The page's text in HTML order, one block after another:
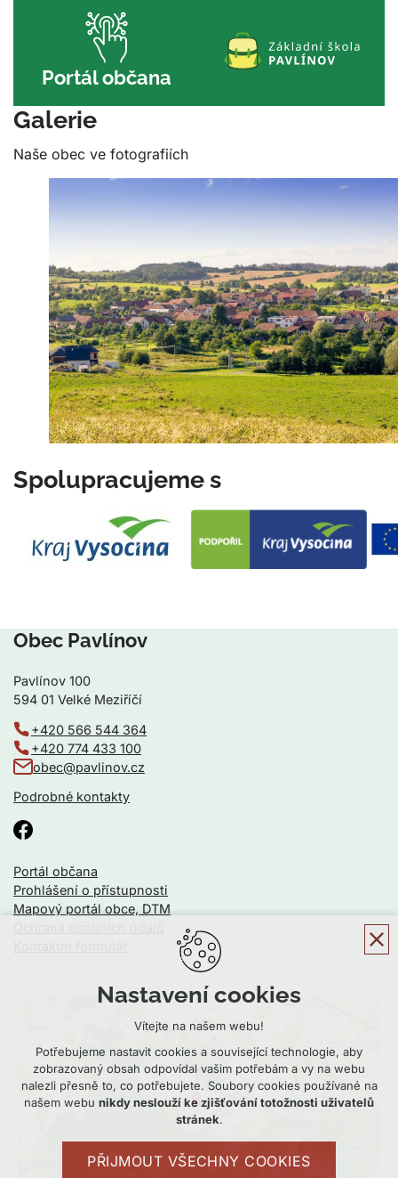
Portál občana
Galerie
Naše obec ve fotografiích
Spolupracujeme s
Obec Pavlínov
+420 566 544 364
obec@pavlinov.cz
Pavlínov 100
594 01 Velké Meziříčí
Podrobné kontakty
+420 774 433 100
Portál občana
Prohlášení o přístupnosti
Mapový portál obce, DTM
Nastavení cookies
Vítejte na našem webu!
Potřebujeme nastavit cookies a související technologie, aby
zobrazovaný obsah odpovídal vašim potřebám a vy na webu
nalezli přesně to, co potřebujete. Soubory cookies používané na
našem webu nikdy neslouží ke zjišťování totožnosti uživatelů
stránek.
PŘIJMOUT VŠECHNY COOKIES